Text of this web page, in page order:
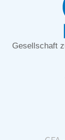
Gesellschaft